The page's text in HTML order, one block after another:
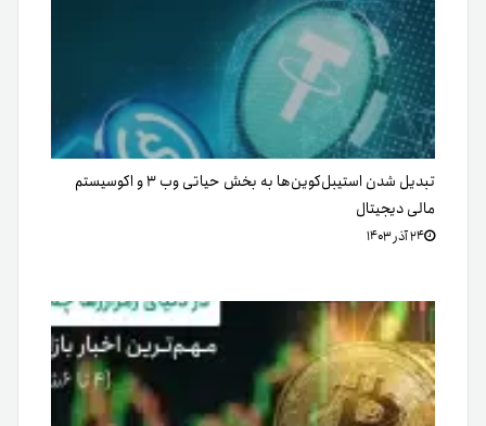
تبدیل شدن استیبل‌کوین‌ها به بخش حیاتی وب ۳ و اکوسیستم
مالی دیجیتال
۲۴ آذر ۱۴۰۳